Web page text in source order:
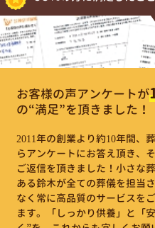
お客様の声アンケートが
の“満足”を頂きました！
2011年の創業より約10年間、
らアンケートにお答え頂き、
ご返信を頂きました！小さな
ある鈴木が全ての葬儀を担当
なく常に高品質のサービスを
ます。「しっかり供養」と「